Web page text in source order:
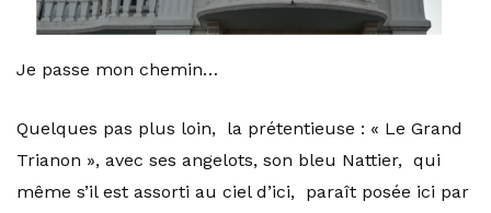
Je passe mon chemin…
Quelques pas plus loin, la prétentieuse : « Le Grand
Trianon », avec ses angelots, son bleu Nattier, qui
même s’il est assorti au ciel d’ici, paraît posée ici par